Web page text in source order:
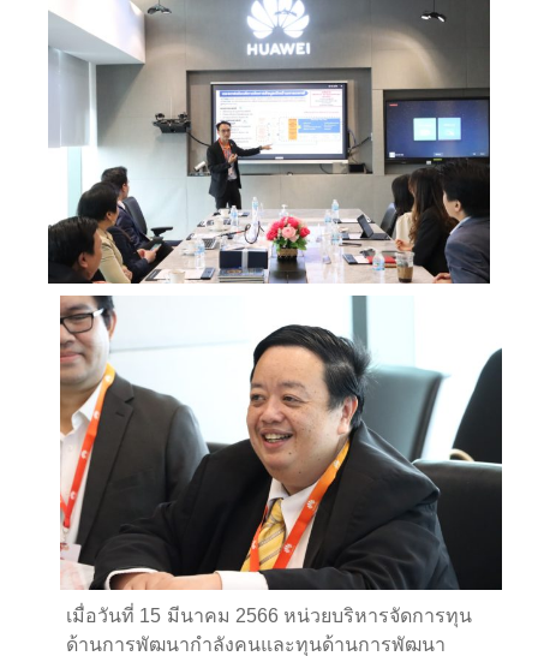
เมื่อวันที่ 15 มีนาคม 2566 หน่วยบริหารจัดการทุน
ด้านการพัฒนากำลังคนและทุนด้านการพัฒนา